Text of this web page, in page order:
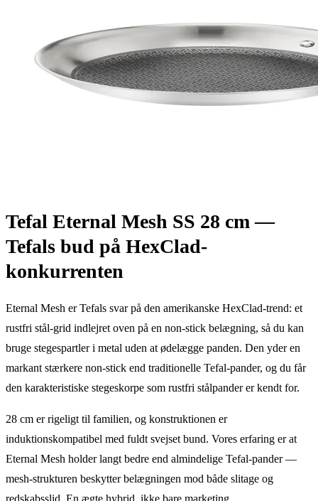
Tefal Eternal Mesh SS 28 cm —
Tefals bud på HexClad-
konkurrenten
Eternal Mesh er Tefals svar på den amerikanske HexClad-trend: et
rustfri stål-grid indlejret oven på en non-stick belægning, så du kan
bruge stegespartler i metal uden at ødelægge panden. Den yder en
markant stærkere non-stick end traditionelle Tefal-pander, og du får
den karakteristiske stegeskorpe som rustfri stålpander er kendt for.
28 cm er rigeligt til familien, og konstruktionen er
induktionskompatibel med fuldt svejset bund. Vores erfaring er at
Eternal Mesh holder langt bedre end almindelige Tefal-pander —
mesh-strukturen beskytter belægningen mod både slitage og
redskabsslid. En ægte hybrid, ikke bare marketing.